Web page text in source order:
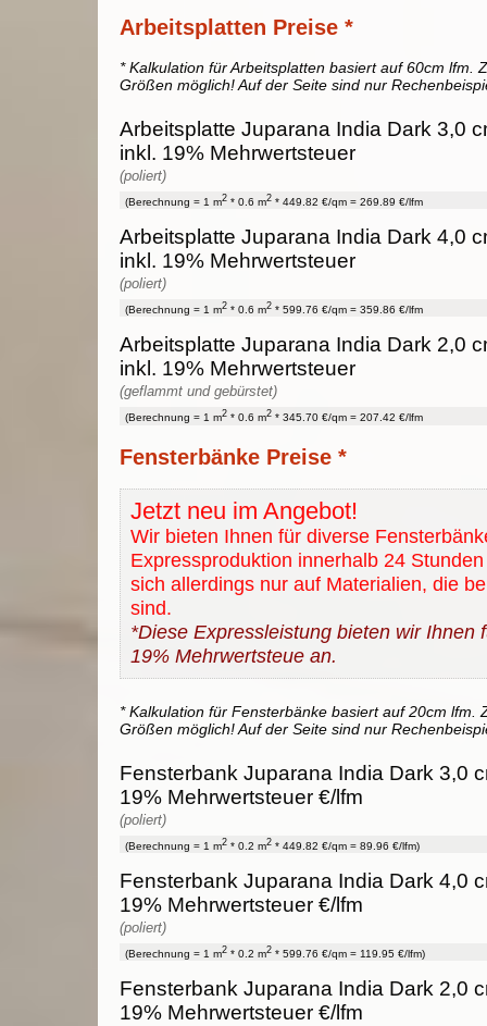
Arbeitsplatten Preise *
* Kalkulation für Arbeitsplatten basiert auf 60cm lfm.
Größen möglich! Auf der Seite sind nur
Arbeitsplatte Juparana India Dark 3,0
inkl. 19% Mehrwertsteuer
(poliert)
(Berechnung = 1 m2 * 0.6 m2 * 449.82 €/qm = 269.89 €/lfm
Arbeitsplatte Juparana India Dark 4,0
inkl. 19% Mehrwertsteuer
(poliert)
(Berechnung = 1 m2 * 0.6 m2 * 599.76 €/qm = 359.86 €/lfm
Arbeitsplatte Juparana India Dark 2,0
inkl. 19% Mehrwertsteuer
(geflammt und gebürstet)
(Berechnung = 1 m2 * 0.6 m2 * 345.70 €/qm = 207.42 €/lfm
Fensterbänke Preise *
Jetzt neu im Angebot!
Wir bieten Ihnen für diverse
Expressproduktion innerhalb 24
sich allerdings nur auf Materialien, die
sind.
*Diese Expressleistung bieten wir Ihnen
19% Mehrwertsteue an.
* Kalkulation für Fensterbänke basiert auf 20cm lfm.
Größen möglich! Auf der Seite sind nur
Fensterbank Juparana India Dark 3,0
19% Mehrwertsteuer €/lfm
(poliert)
(Berechnung = 1 m2 * 0.2 m2 * 449.82 €/qm = 89.96 €/lfm)
Fensterbank Juparana India Dark 4,0
19% Mehrwertsteuer €/lfm
(poliert)
(Berechnung = 1 m2 * 0.2 m2 * 599.76 €/qm = 119.95 €/lfm)
Fensterbank Juparana India Dark 2,0
19% Mehrwertsteuer €/lfm